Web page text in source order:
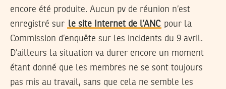
encore été produite. Aucun pv de réunion n’est
enregistré sur le site Internet de l’ANC pour la
Commission d’enquête sur les incidents du 9 avril.
D’ailleurs la situation va durer encore un moment
étant donné que les membres ne se sont toujours
pas mis au travail, sans que cela ne semble les